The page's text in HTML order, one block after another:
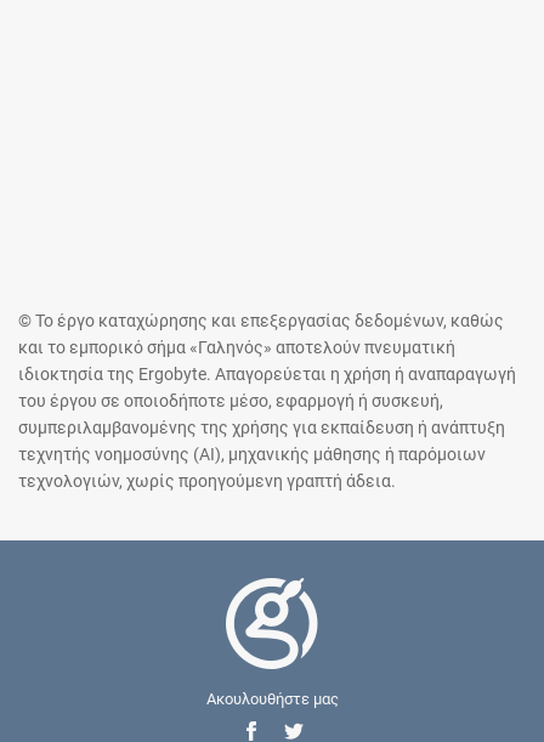
© Το έργο καταχώρησης και επεξεργασίας δεδομένων, καθώς
και το εμπορικό σήμα «Γαληνός» αποτελούν πνευματική
ιδιοκτησία της Ergobyte. Απαγορεύεται η χρήση ή αναπαραγωγή
του έργου σε οποιοδήποτε μέσο, εφαρμογή ή συσκευή,
συμπεριλαμβανομένης της χρήσης για εκπαίδευση ή ανάπτυξη
τεχνητής νοημοσύνης (AI), μηχανικής μάθησης ή παρόμοιων
τεχνολογιών, χωρίς προηγούμενη γραπτή άδεια.
Ακουλουθήστε μας